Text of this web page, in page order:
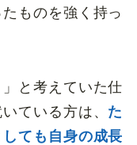
ものを強く持っ
と考えていた仕
ている方は、 た
ても自身の成長